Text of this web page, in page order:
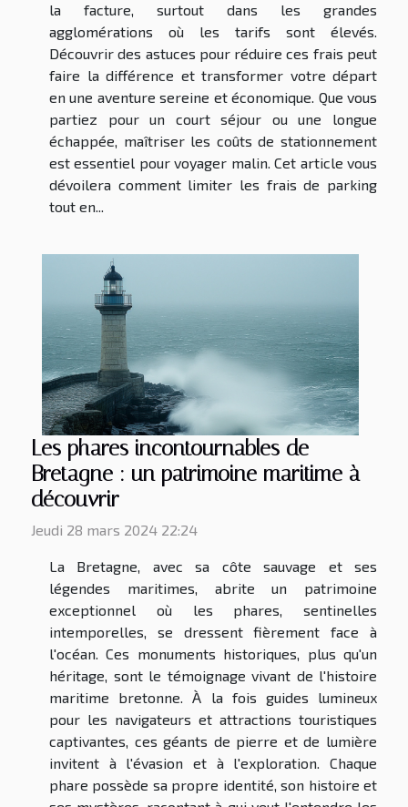
la facture, surtout dans les grandes
agglomérations où les tarifs sont élevés.
Découvrir des astuces pour réduire ces frais peut
faire la différence et transformer votre départ
en une aventure sereine et économique. Que vous
partiez pour un court séjour ou une longue
échappée, maîtriser les coûts de stationnement
est essentiel pour voyager malin. Cet article vous
dévoilera comment limiter les frais de parking
tout en...
Les phares incontournables de
Bretagne : un patrimoine maritime à
découvrir
Jeudi 28 mars 2024 22:24
La Bretagne, avec sa côte sauvage et ses
légendes maritimes, abrite un patrimoine
exceptionnel où les phares, sentinelles
intemporelles, se dressent fièrement face à
l'océan. Ces monuments historiques, plus qu'un
héritage, sont le témoignage vivant de l'histoire
maritime bretonne. À la fois guides lumineux
pour les navigateurs et attractions touristiques
captivantes, ces géants de pierre et de lumière
invitent à l'évasion et à l'exploration. Chaque
phare possède sa propre identité, son histoire et